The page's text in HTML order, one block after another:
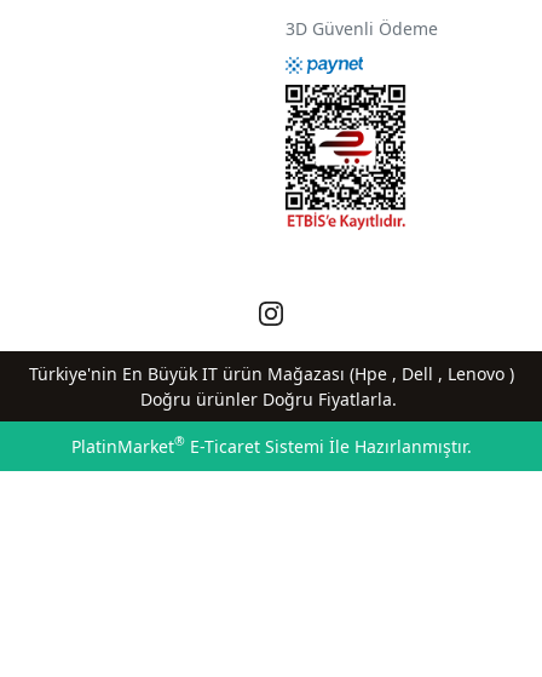
3D Güvenli Ödeme
Türkiye'nin En Büyük IT ürün Mağazası (Hpe , Dell , Lenovo )
Doğru ürünler Doğru Fiyatlarla.
PlatinMarket®E-Ticaret Sistemi İle Hazırlanmıştır.